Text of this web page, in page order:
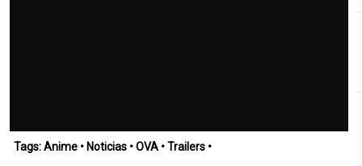
Tags:Anime • Noticias •OVA •Trailers •